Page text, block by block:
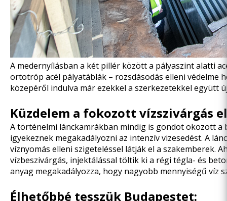
A medernyílásban a két pillér között a pályaszint alatti
ortotróp acél pályatáblák – rozsdásodás elleni védelme
közepéről indulva már ezekkel a szerkezetekkel együtt
Küzdelem a fokozott vízszivárgás
A történelmi lánckamrákban mindig is gondot okozott
igyekeznek megakadályozni az intenzív vizesedést. A
víznyomás elleni szigeteléssel látják el a szakemberek.
vízbeszivárgás, injektálással töltik ki a régi tégla- és
anyag megakadályozza, hogy nagyobb mennyiségű víz
Élhetőbbé tesszük Budapestet: